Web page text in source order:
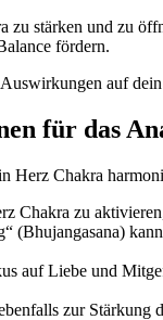
zu stärken und zu
fördern.
auf
für das
Herz Chakra
Chakra zu
(Bhujangasana)
auf Liebe und
zur Stärkung